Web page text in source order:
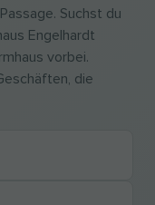
Suchst du
Engelhardt
vorbei.
die